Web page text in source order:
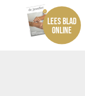
LEES BLAD
ONLINE